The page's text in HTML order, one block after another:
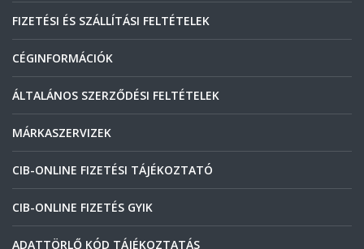
FIZETÉSI ÉS SZÁLLÍTÁSI FELTÉTELEK
CÉGINFORMÁCIÓK
ÁLTALÁNOS SZERZŐDÉSI FELTÉTELEK
MÁRKASZERVIZEK
CIB-ONLINE FIZETÉSI TÁJÉKOZTATÓ
CIB-ONLINE FIZETÉS GYIK
ADATTÖRLŐ KÓD TÁJÉKOZTATÁS